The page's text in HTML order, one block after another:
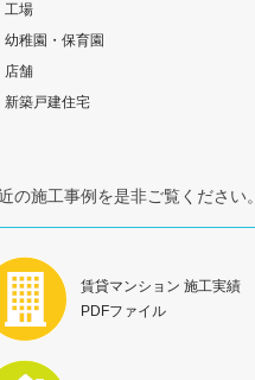
工場
幼稚園・保育園
店舗
新築戸建住宅
の施工事例を是非ご覧ください。
賃貸マンション 施工実績
PDFファイル